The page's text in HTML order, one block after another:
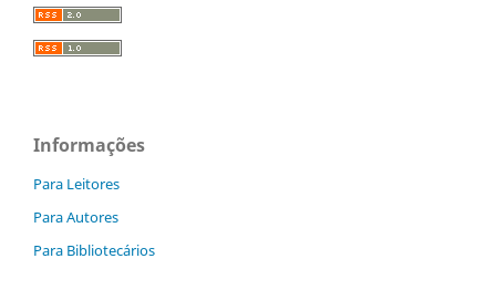
Informações
Para Leitores
Para Autores
Para Bibliotecários